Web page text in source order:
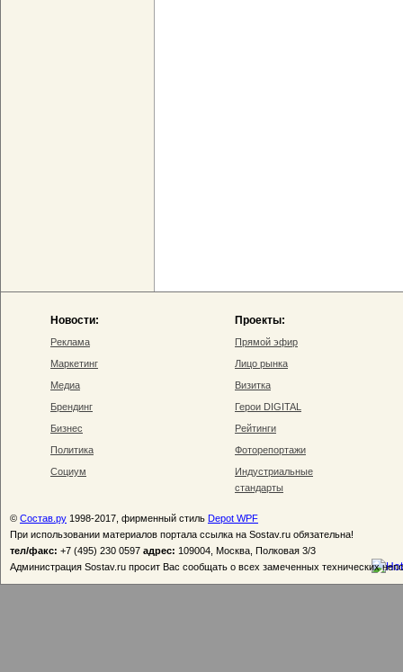
Новости:
Реклама
Маркетинг
Медиа
Брендинг
Бизнес
Политика
Социум
Проекты:
Прямой эфир
Лицо рынка
Визитка
Герои DIGITAL
Рейтинги
Фоторепортажи
Индустриальные
стандарты
© Состав.ру 1998-2017, фирменный стиль Depot WPF
При использовании материалов портала ссылка на Sostav.ru обязательна!
тел/факс: +7 (495) 230 0597 адрес: 109004, Москва, Полковая 3/3
Администрация Sostav.ru просит Вас сообщать о всех замеченных технических